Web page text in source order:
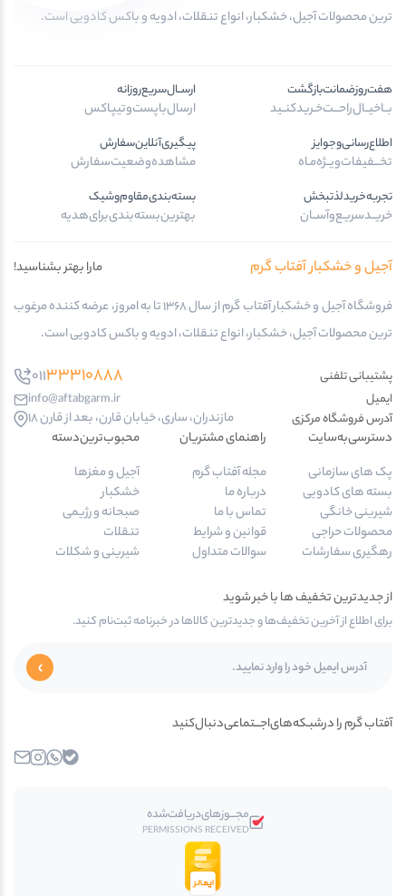
ترین محصولات آجیل، خشکبار، انواع تنقلات، ادویه و باکس کادویی است.
هفت‌روز‌ضمانت‌بازگشت
بــا‌خیــال‌راحـــت‌خـرید‌کنــید
ارســال‌سریع‌روزانه
ارسال‌با‌پست‌و‌تیپاکس
اطلاع‌رسانی‌و‌جوایز
تخـــفیفات‌ویــژه‌مـاه
پیگیری‌آنلاین‌سفارش
مشاهده‌وضعیت‌سفارش
تجربه‌خرید‌لذتبخش
خریــد‌سریـع‌و‌آســان
بسته‌بندی‌مقاوم‌وشیک
بهترین‌بسته‌بندی‌برای‌هدیه
آجیل و خشکبار آفتاب گرم
مارا بهتر بشناسید!
فروشگاه آجیل و خشکبار آفتاب گرم از سال 1368 تا به امروز، عرضه کننده مرغوب
ترین محصولات آجیل، خشکبار، انواع تنقلات، ادویه و باکس کادویی است.
پشتیبانی تلفنی 01133310888
ایمیل
info@aftabgarm.ir
آدرس‌ فروشگاه مرکزی
مازندران، ساری، خیابان قارن، بعد از قارن 18
دسترسی‌به‌سایت
پک های سازمانی
بسته های کادویی
شیرینی خانگی
محصولات حراجی
رهگیری سفارشات
راهنمای مشتریان
مجله آفتاب گرم
درباره ما
تماس با ما
قوانین و شرایط
سوالات متداول
محبوب‌ترین‌دسته‌
آجیل و مغزها
خشکبار
صبحانه و رژیمی
تنقلات
شیرینی و شکلات
از جدیدترین تخفیف ها با خبر شوید
برای اطلاع از آخرین تخفیف‌ها و جدیدترین کالاها در خبرنامه ثبت‌نام کنید.
آفتاب گرم را در‌‌شبـکه‌های‌اجـــتماعی‌دنبال‌کنید
واتساپ
اینستاگرامایمیل
مجـــوز‌های‌دریافت‌شده
PERMISSIONS RECEIVED